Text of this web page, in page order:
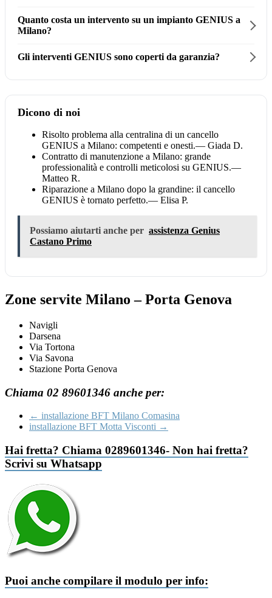
Quanto costa un intervento su un impianto GENIUS a
Milano?
Gli interventi GENIUS sono coperti da garanzia?
Dicono di noi
Risolto problema alla centralina di un cancello
GENIUS a Milano: competenti e onesti.— Giada D.
Contratto di manutenzione a Milano: grande
professionalità e controlli meticolosi su GENIUS.—
Matteo R.
Riparazione a Milano dopo la grandine: il cancello
GENIUS è tornato perfetto.— Elisa P.
Possiamo aiutarti anche per assistenza Genius
Castano Primo
Zone servite Milano – Porta Genova
Navigli
Darsena
Via Tortona
Via Savona
Stazione Porta Genova
Chiama 02 89601346 anche per:
← installazione BFT Milano Comasina
installazione BFT Motta Visconti →
Hai fretta? Chiama 0289601346- Non hai fretta?
Scrivi su Whatsapp
Puoi anche compilare il modulo per info: